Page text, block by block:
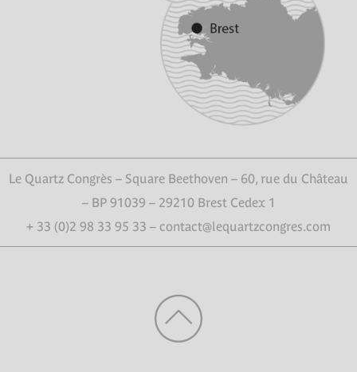
Le Quartz Congrès – Square Beethoven – 60, rue du Château
– BP 91039 – 29210 Brest Cedex 1
+ 33 (0)2 98 33 95 33 – contact@lequartzcongres.com